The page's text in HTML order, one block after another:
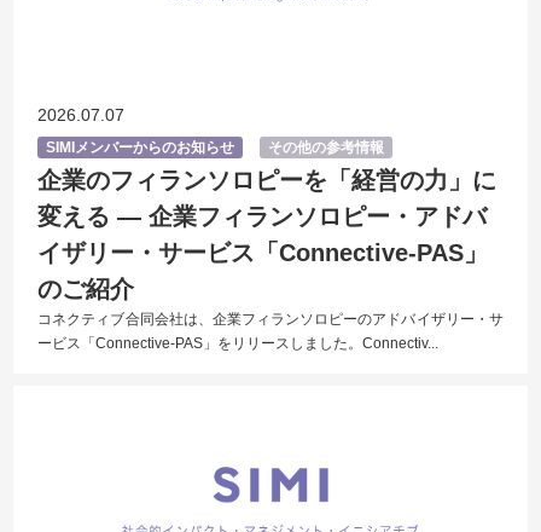
2026.07.07
SIMIメンバーからのお知らせ その他の参考情報
企業のフィランソロピーを「経営の力」に
変える ― 企業フィランソロピー・アドバ
イザリー・サービス「Connective-PAS」
のご紹介
コネクティブ合同会社は、企業フィランソロピーのアドバイザリー・サ
ービス「Connective-PAS」をリリースしました。Connectiv...